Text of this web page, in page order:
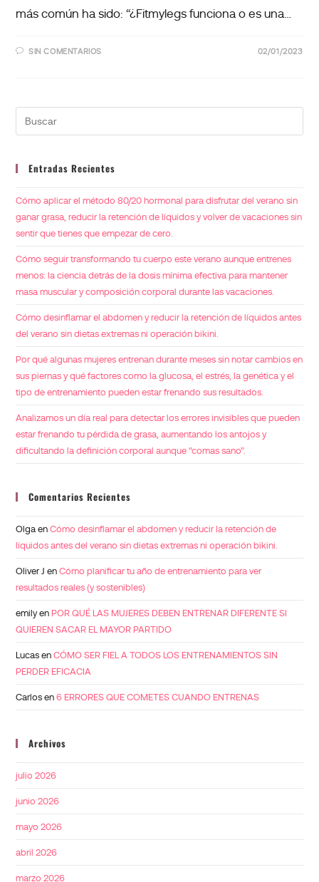
más común ha sido: “¿Fitmylegs funciona o es una…
SIN COMENTARIOS 02/01/2023
Entradas Recientes
Cómo aplicar el método 80/20 hormonal para disfrutar del verano sin
ganar grasa, reducir la retención de líquidos y volver de vacaciones sin
sentir que tienes que empezar de cero.
Cómo seguir transformando tu cuerpo este verano aunque entrenes
menos: la ciencia detrás de la dosis mínima efectiva para mantener
masa muscular y composición corporal durante las vacaciones.
Cómo desinflamar el abdomen y reducir la retención de líquidos antes
del verano sin dietas extremas ni operación bikini.
Por qué algunas mujeres entrenan durante meses sin notar cambios en
sus piernas y qué factores como la glucosa, el estrés, la genética y el
tipo de entrenamiento pueden estar frenando sus resultados.
Analizamos un día real para detectar los errores invisibles que pueden
estar frenando tu pérdida de grasa, aumentando los antojos y
dificultando la definición corporal aunque “comas sano”.
Comentarios Recientes
Olga enCómo desinflamar el abdomen y reducir la retención de
líquidos antes del verano sin dietas extremas ni operación bikini.
Oliver J enCómo planificar tu año de entrenamiento para ver
resultados reales (y sostenibles)
emilyen POR QUÉ LAS MUJERES DEBEN ENTRENAR DIFERENTE SI
QUIEREN SACAR EL MAYOR PARTIDO
Lucas enCÓMO SER FIEL A TODOS LOS ENTRENAMIENTOS SIN
PERDER EFICACIA
Carlos en6 ERRORES QUE COMETES CUANDO ENTRENAS
Archivos
julio 2026
junio 2026
mayo 2026
abril 2026
marzo 2026